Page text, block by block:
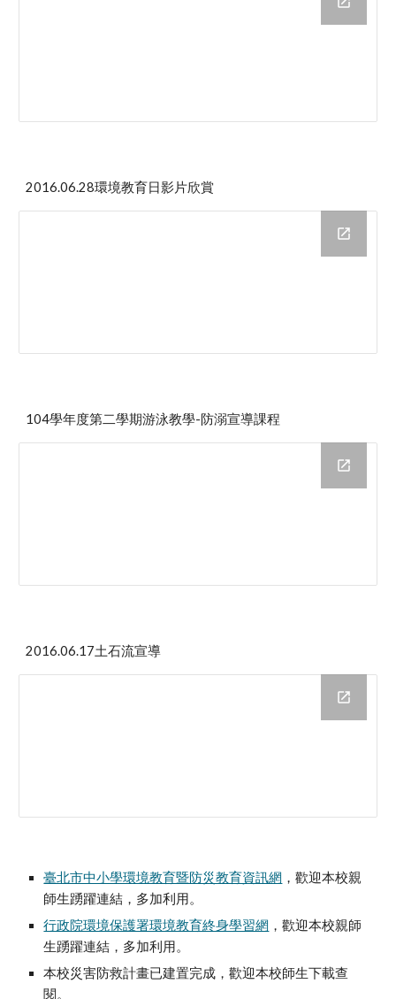
2016.06.28環境教育日影片欣賞
104學年度第二學期游泳教學-防溺宣導課程
2016.06.17土石流宣導
臺北市中小學環境教育暨防災教育資訊網 ，歡迎本校親
師生踴躍連結，多加利用。
行政院環境保護署環境教育終身學習網 ，歡迎本校親師
生踴躍連結，多加利用。
本校災害防救計畫已建置完成，歡迎本校師生下載查
閱。